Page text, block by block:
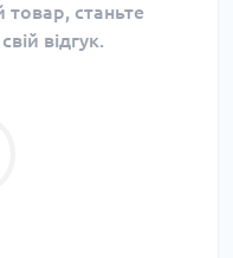
товар, станьте
відгук.